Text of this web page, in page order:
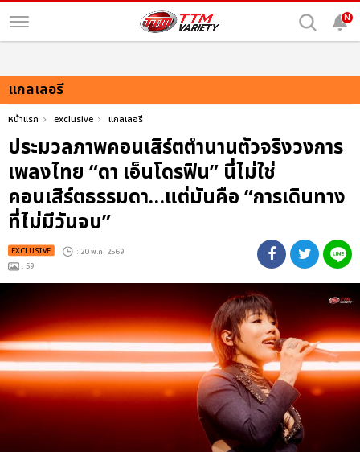
N
แกลเลอรี
หน้าแรก exclusive แกลเลอรี
ประมวลภาพคอนเสิร์ตตำนานตัวจริงวงการ
เพลงไทย “ดา เอ็นโดรฟิน” นี่ไม่ใช่
คอนเสิร์ตธรรมดา…แต่มันคือ “การเดินทาง
ที่ไม่มีวันจบ”
EXCLUSIVE : 20 พ.ค. 2569
: 59